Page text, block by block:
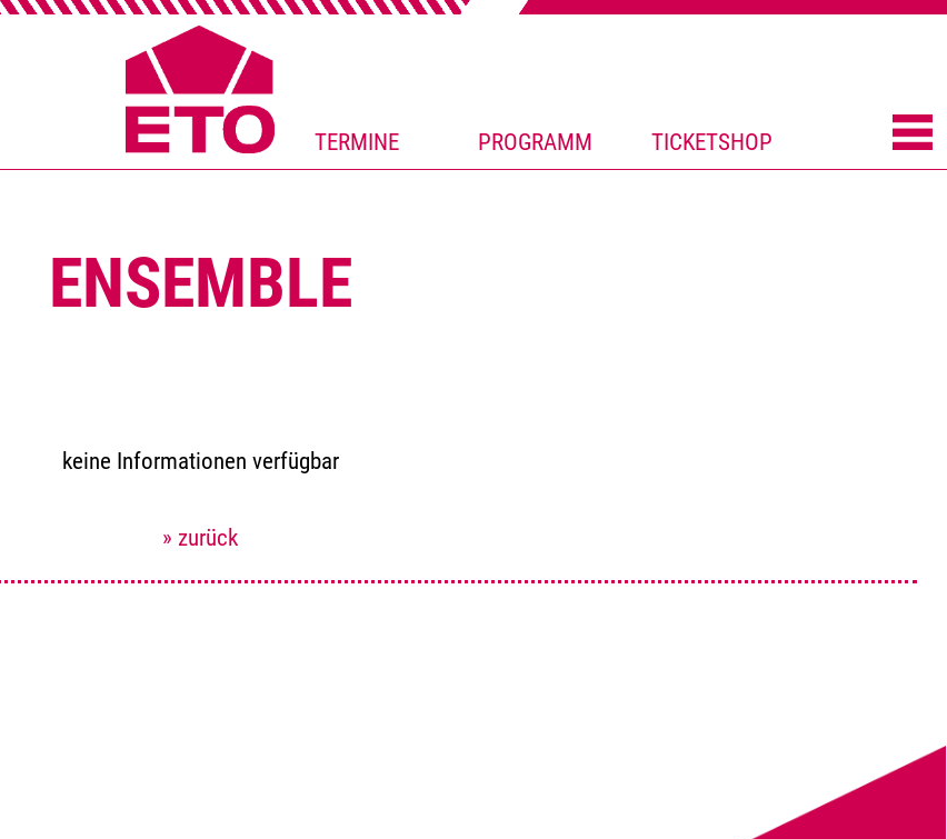
TERMINE PROGRAMM TICKETSHOP
ENSEMBLE
keine Informationen verfügbar
» zurück